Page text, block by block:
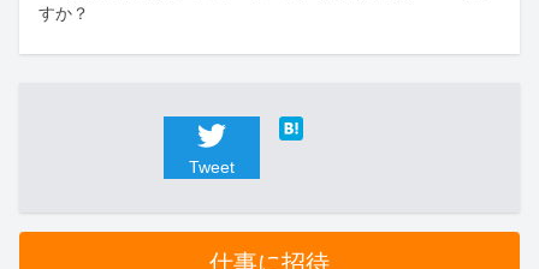
すか？
Tweet
仕事に招待